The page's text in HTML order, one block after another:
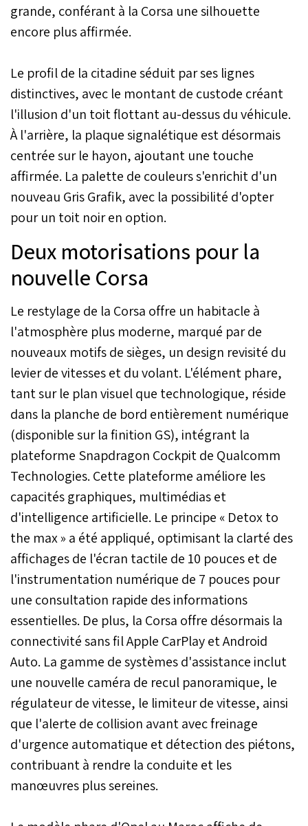
grande, conférant à la Corsa une silhouette
encore plus affirmée.
Le profil de la citadine séduit par ses lignes
distinctives, avec le montant de custode créant
l'illusion d'un toit flottant au-dessus du véhicule.
À l'arrière, la plaque signalétique est désormais
centrée sur le hayon, ajoutant une touche
affirmée. La palette de couleurs s'enrichit d'un
nouveau Gris Grafik, avec la possibilité d'opter
pour un toit noir en option.
Deux motorisations pour la
nouvelle Corsa
Le restylage de la Corsa offre un habitacle à
l'atmosphère plus moderne, marqué par de
nouveaux motifs de sièges, un design revisité du
levier de vitesses et du volant. L'élément phare,
tant sur le plan visuel que technologique, réside
dans la planche de bord entièrement numérique
(disponible sur la finition GS), intégrant la
plateforme Snapdragon Cockpit de Qualcomm
Technologies. Cette plateforme améliore les
capacités graphiques, multimédias et
d'intelligence artificielle. Le principe « Detox to
the max » a été appliqué, optimisant la clarté des
affichages de l'écran tactile de 10 pouces et de
l'instrumentation numérique de 7 pouces pour
une consultation rapide des informations
essentielles. De plus, la Corsa offre désormais la
connectivité sans fil Apple CarPlay et Android
Auto. La gamme de systèmes d'assistance inclut
une nouvelle caméra de recul panoramique, le
régulateur de vitesse, le limiteur de vitesse, ainsi
que l'alerte de collision avant avec freinage
d'urgence automatique et détection des piétons,
contribuant à rendre la conduite et les
manœuvres plus sereines.